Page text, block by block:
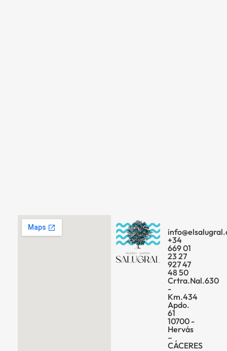
+34
669 01
23 27
927 47
48 50
Crtra.Nal.630
-
Km.434
Apdo.
61
10700 -
Hervás
–
CÁCERES